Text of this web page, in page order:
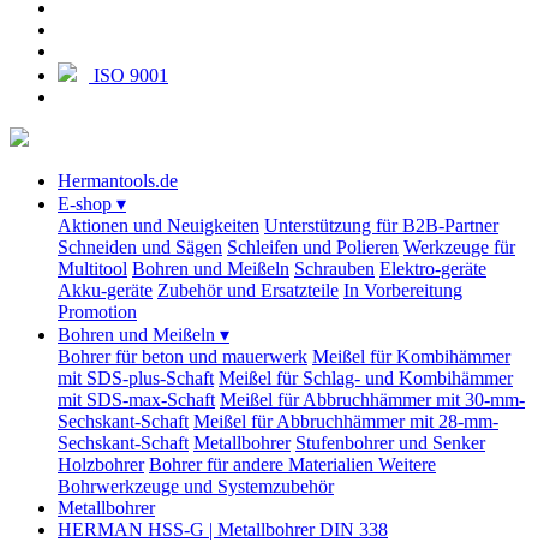
ISO 9001
Hermantools.de
E-shop ▾
Aktionen und Neuigkeiten Unterstützung für B2B-Partner
Schneiden und Sägen Schleifen und Polieren Werkzeuge für
Multitool Bohren und Meißeln Schrauben Elektro-geräte
Akku-geräte Zubehör und Ersatzteile In Vorbereitung
Promotion
Bohren und Meißeln ▾
Bohrer für beton und mauerwerk Meißel für Kombihämmer
mit SDS-plus-Schaft Meißel für Schlag- und Kombihämmer
mit SDS-max-Schaft Meißel für Abbruchhämmer mit 30-mm-
Sechskant-Schaft Meißel für Abbruchhämmer mit 28-mm-
Sechskant-Schaft Metallbohrer Stufenbohrer und Senker
Holzbohrer Bohrer für andere Materialien Weitere
Bohrwerkzeuge und Systemzubehör
Metallbohrer
HERMAN HSS-G | Metallbohrer DIN 338